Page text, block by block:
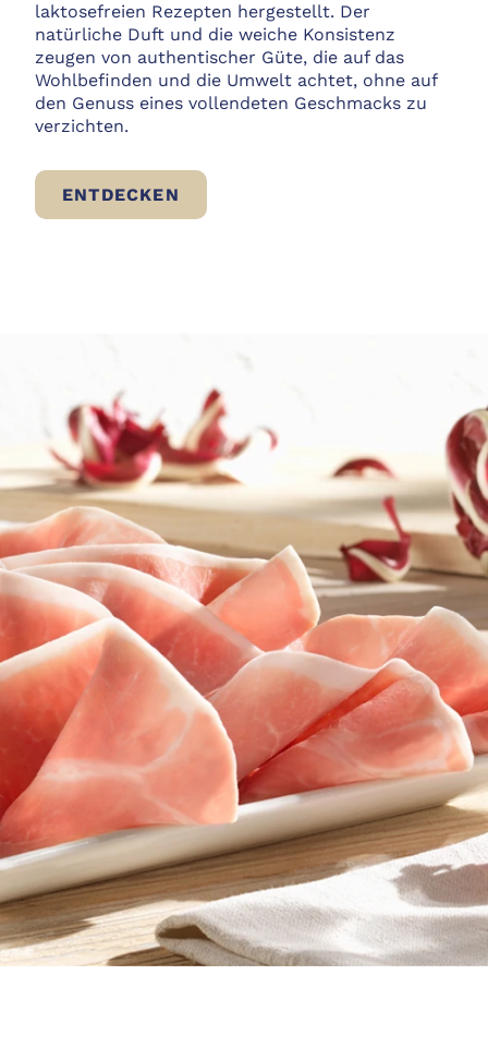
laktosefreien Rezepten hergestellt. Der
natürliche Duft und die weiche Konsistenz
zeugen von authentischer Güte, die auf das
Wohlbefinden und die Umwelt achtet, ohne auf
den Genuss eines vollendeten Geschmacks zu
verzichten.
ENTDECKEN